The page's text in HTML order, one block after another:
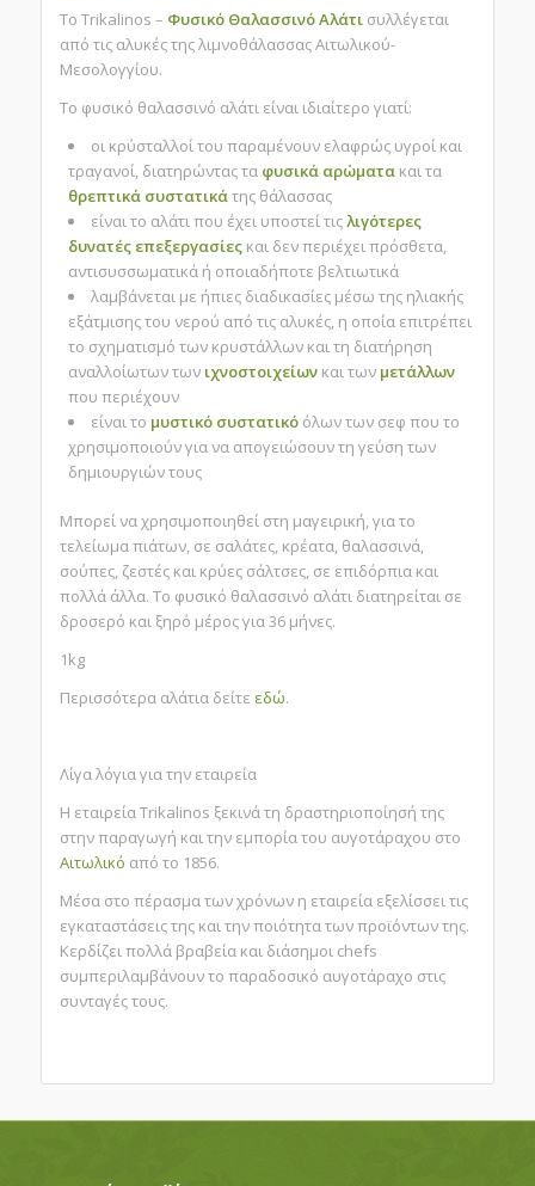
Το Trikalinos – Φυσικό Θαλασσινό Αλάτισυλλέγεται
από τις αλυκές της λιμνοθάλασσας Αιτωλικού-
Μεσολογγίου.
Το φυσικό θαλασσινό αλάτι είναι ιδιαίτερο γιατί:
oι κρύσταλλοί του παραμένουν ελαφρώς υγροί και
τραγανοί, διατηρώντας τα φυσικά αρώματακαι τα
θρεπτικά συστατικάτης θάλασσας
είναι το αλάτι που έχει υποστεί τιςλιγότερες
δυνατές επεξεργασίεςκαι δεν περιέχει πρόσθετα,
αντισυσσωματικά ή οποιαδήποτε βελτιωτικά
λαμβάνεται με ήπιες διαδικασίες μέσω της ηλιακής
εξάτμισης του νερού από τις αλυκές, η οποία επιτρέπει
το σχηματισμό των κρυστάλλων και τη διατήρηση
αναλλοίωτων των ιχνοστοιχείωνκαι των μετάλλων
που περιέχουν
είναι το μυστικό συστατικόόλων των σεφ που το
χρησιμοποιούν για να απογειώσουν τη γεύση των
δημιουργιών τους
Μπορεί να χρησιμοποιηθεί στη μαγειρική, για το
τελείωμα πιάτων, σε σαλάτες, κρέατα, θαλασσινά,
σούπες, ζεστές και κρύες σάλτσες, σε επιδόρπια και
πολλά άλλα. Το φυσικό θαλασσινό αλάτι διατηρείται σε
δροσερό και ξηρό μέρος για 36 μήνες.
1kg
Περισσότερα αλάτια δείτε εδώ.
Λίγα λόγια για την εταιρεία
Η εταιρεία Trikalinos ξεκινά τη δραστηριοποίησή της
στην παραγωγή και την εμπορία του αυγοτάραχου στο
Αιτωλικό από το 1856.
Μέσα στο πέρασμα των χρόνων η εταιρεία εξελίσσει τις
εγκαταστάσεις της και την ποιότητα των προϊόντων της.
Κερδίζει πολλά βραβεία και διάσημοι chefs
συμπεριλαμβάνουν το παραδοσικό αυγοτάραχο στις
συνταγές τους.